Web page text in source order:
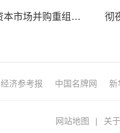
境内外资本市场并购重组专题交流会暨投融资路演会 深度解析驱动企业资本战略升级
经济参考报 中国名牌网 新
网站地图 | 关